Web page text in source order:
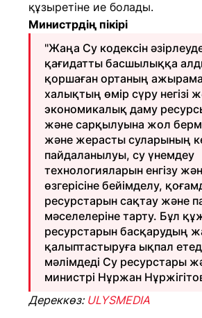
құзыретіне ие болады.
Министрдің пікірі
"Жаңа Су кодексін әзірлеуде
қағидатты басшылыққа
қоршаған ортаның
халықтың өмір сүру негізі
экономикалық даму
және сарқылуына жол
және жерасты суларының
пайдаланылуы, су үнемдеу
технологияларын енгізу
өзгерісіне бейімделу,
ресурстарын сақтау және
мәселелеріне тарту. Бұл
ресурстарын басқарудың
қалыптастыруға ықпал
мәлімдеді Су ресурстары
министрі Нұржан
Дереккөз: ULYSMEDIA